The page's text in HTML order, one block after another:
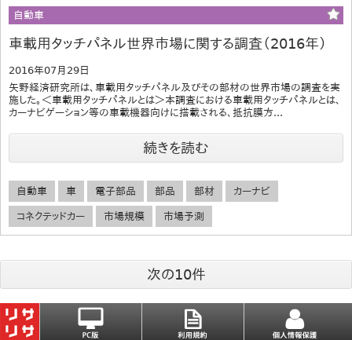
自動車
車載用タッチパネル世界市場に関する調査（2016年）
2016年07月29日
矢野経済研究所は、車載用タッチパネル及びその部材の世界市場の調査を実
施した。＜車載用タッチパネルとは＞本調査における車載用タッチパネルとは、
カーナビゲーション等の車載機器向けに搭載される、抵抗膜方...
続きを読む
自動車 車 電子部品 部品 部材 カーナビ
コネクテッドカー 市場規模 市場予測
次の10件